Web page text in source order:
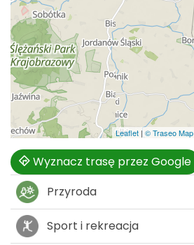
Leaflet | © Traseo Map
Wyznacz trasę przez Google
Przyroda
Sport i rekreacja